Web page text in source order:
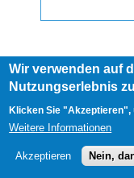
Footer
menu
AGB Impressum
User
account
Wir verwenden auf
Nutzungserlebnis
Klicken Sie "Akzeptieren",
Weitere Informationen
Akzeptieren Nein,